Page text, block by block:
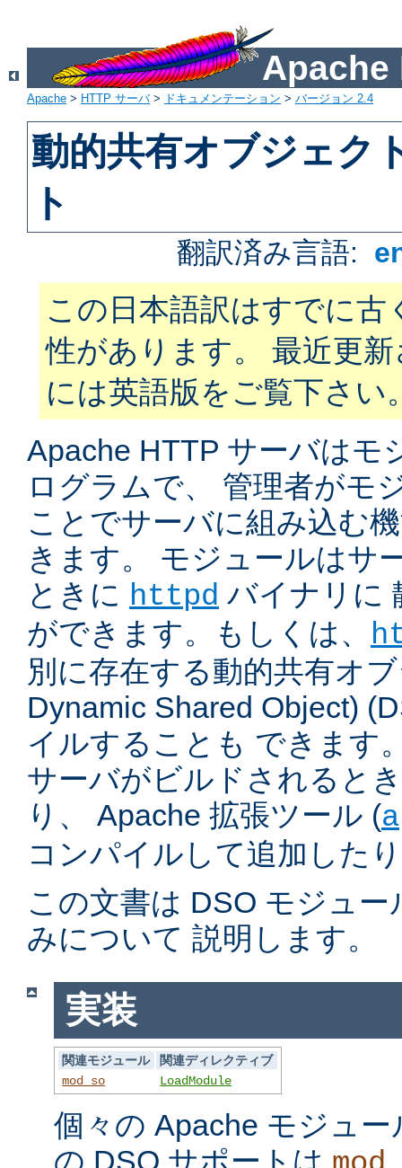
Apache
Apache > HTTP サーバ> ドキュメンテーション > バージョン 2.4
動的共有オブジェク
ト
翻訳済み言語:
この日本語訳はすでに古
性があります。 最近更
には英語版をご覧下さい
Apache HTTP サーバはモ
ログラムで、 管理者がモ
ことでサーバに組み込む
きます。 モジュールはサ
ときに httpd バイナリに
ができます。もしくは、
別に存在する動的共有オ
Dynamic Shared Object)
イルすることも できます
サーバがビルドされると
り、 Apache 拡張ツール (
コンパイルして追加した
この文書は DSO モジュ
みについて 説明します。
実装
関連モジュール
関連ディレクティブ
mod_so
LoadModule
個々の Apache モジュ
の DSO サポートは